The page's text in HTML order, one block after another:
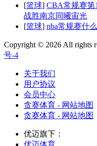
[篮球] CBA常规赛第
战胜南京同曦宙光
[篮球] nba常规赛什
Copyright © 2026 All rights
号-4
关于我们
用户协议
会员中心
贪赛体育 - 网站地图
贪赛体育 - 网站地图
优迈旗下：
优迈体育